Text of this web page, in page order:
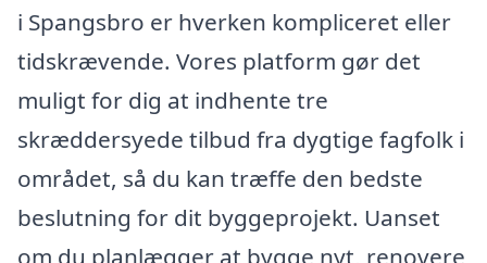
i Spangsbro er hverken kompliceret eller
tidskrævende. Vores platform gør det
muligt for dig at indhente tre
skræddersyede tilbud fra dygtige fagfolk i
området, så du kan træffe den bedste
beslutning for dit byggeprojekt. Uanset
om du planlægger at bygge nyt, renovere